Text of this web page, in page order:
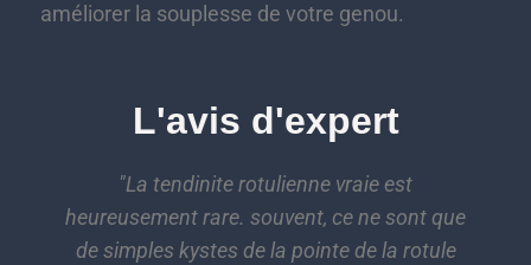
améliorer la souplesse de votre genou.
L'avis d'expert
"La tendinite rotulienne vraie est
heureusement rare. souvent, ce ne sont que
de simples kystes de la pointe de la rotule